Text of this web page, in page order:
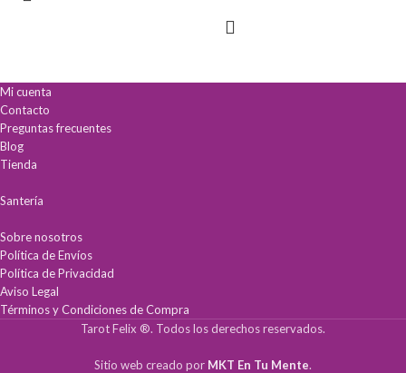
Mi cuenta
Contacto
Preguntas frecuentes
Blog
Tienda
Santería
Sobre nosotros
Política de Envíos
Política de Privacidad
Aviso Legal
Términos y Condiciones de Compra
Tarot Felix ®. Todos los derechos reservados.
Sitio web creado por MKT En Tu Mente.